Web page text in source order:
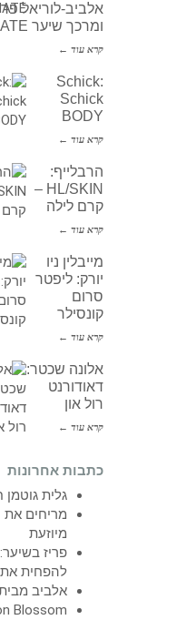
אלביב-לוריאל
ומרכך שיער ULTIMATE
קרא עוד ←
Schick:
Schick
BODY
קרא עוד ←
הרבלייף:
HL/SKIN –
קרם לילה
קרא עוד ←
מייבלין ניו
יורק: ליפטר
סרום
קונסילר
קרא עוד ←
אלונה שכטר:
דאודורנט
רול און
קרא עוד ←
כתבות אחרונות
גלית
מיוזעת
פריז
להפחית
אלביב
Blossom